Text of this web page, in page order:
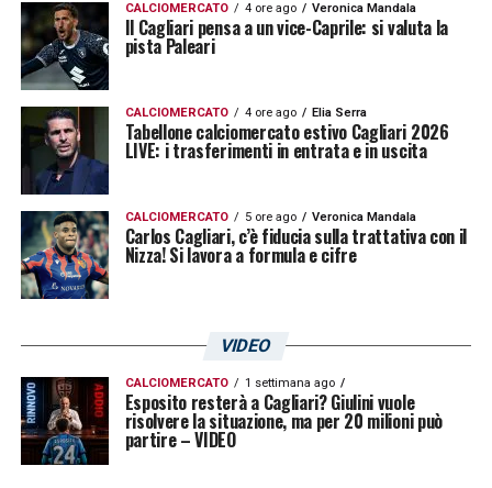
concentrazione, cattiveria agonistica,
organizzazione tattica, qualità tecnica,
ingredienti che rendono un enorme piacere
lavorare con loro. Adesso prepariamo la
prossima sfida, abbiamo davanti tre
settimane da qui all’andata dei quarti di
finale, sarà emozionante incontrare la
Juventus ma soprattutto una soddisfazione
enorme potersela giocare, uno step che
LA PLAYLIST DELLE NOSTRE TOP NEWS
CALCIOMERCATO 4 ore ago Veronica Mandala
Il Cagliari pensa a un vice-Caprile: si valuta la
pista Paleari
CALCIOMERCATO 4 ore ago Elia Serra
Tabellone calciomercato estivo Cagliari 2026
LIVE: i trasferimenti in entrata e in uscita
CALCIOMERCATO 5 ore ago Veronica Mandala
Carlos Cagliari, c’è fiducia sulla trattativa con il
Nizza! Si lavora a formula e cifre
VIDEO
CALCIOMERCATO 1 settimana ago
Esposito resterà a Cagliari? Giulini vuole
risolvere la situazione, ma per 20 milioni può
partire – VIDEO